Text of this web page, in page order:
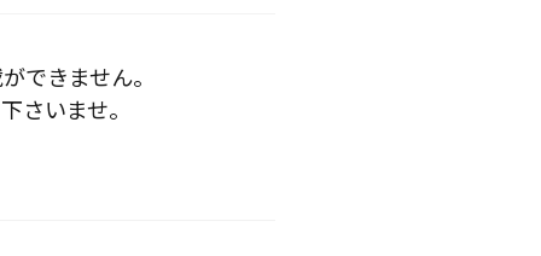
できません。
さいませ。